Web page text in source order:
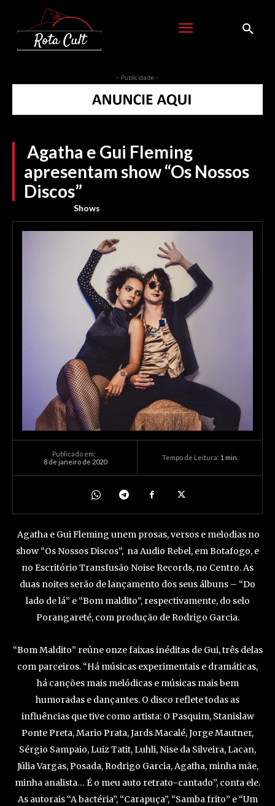
- Publicidade -
Agatha e Gui Fleming
apresentam show “Os Nossos
Discos”
Shows
Publicado em:
8 de janeiro de 2020
Tempo de Leitura: 1 min.
Agatha e Gui Fleming unem prosas, versos e melodias no
show “Os Nossos Discos”, na Audio Rebel, em Botafogo, e
no Escritório Transfusão Noise Records, no Centro. As
duas noites serão de lançamento dos seus álbuns – “Do
lado de lá” e “Bom maldito”, respectivamente, do selo
Porangareté, com produção de Rodrigo Garcia.
“Bom Maldito” reúne onze faixas inéditas de Gui, três delas
com parceiros. “Há músicas experimentais e dramáticas,
há canções mais melódicas e músicas mais bem
humoradas e dançantes. O disco reflete todas as
influências que tive como artista: O Pasquim, Stanislaw
Ponte Preta, Mario Prata, Jards Macalé, Jorge Mautner,
Sérgio Sampaio, Luiz Tatit, Luhli, Nise da Silveira, Lacan,
Júlia Vargas, Posada, Rodrigo Garcia, Agatha, minha mãe,
minha analista… É o meu auto retrato-cantado”, conta ele.
As autorais “A bactéria”, “Carapuça”, “Samba frito” e “Um